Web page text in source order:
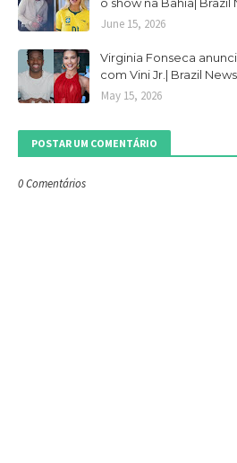
June 15, 2026
Virginia Fonseca
com Vini Jr.| Brazil
May 15, 2026
POSTAR UM COMENTÁRIO
0 Comentários